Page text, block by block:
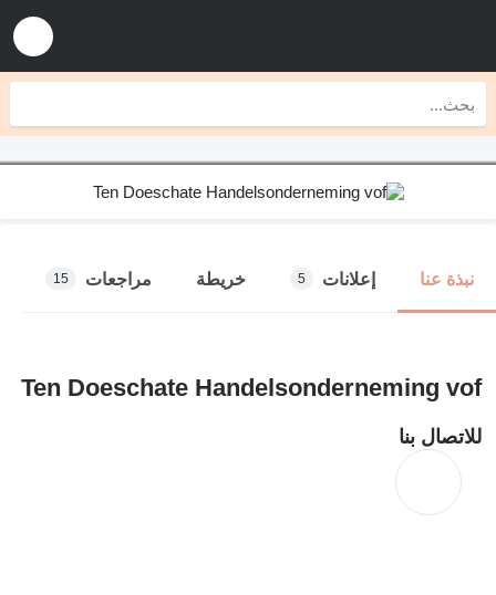
نبذة عنا إعلانات 5 خريطة مراجعات 15
Ten Doeschate Handelsonderneming vof
للاتصال بنا